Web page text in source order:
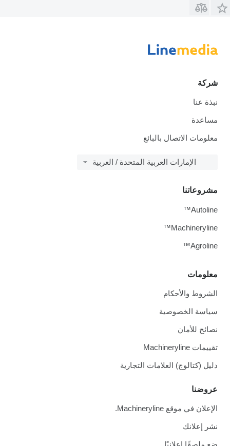
شركة
نبذة عنا
مساعدة
معلومات الاتصال بالبائع
الإمارات العربية المتحدة / العربية
معلومات
الشروط والأحكام
سياسة الخصوصية
نصائح للأمان
تقييمات Machineryline
دليل (كتالوج) العلامات التجارية
عروضنا
الإعلان في موقع Machineryline.
نشر إعلانك
ضع ملصقًا إعلانيًا
مشروعاتنا
Autoline™
Machineryline™
Agroline™